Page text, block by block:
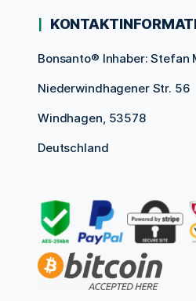
Bonsanto® Inhaber: Stefan
Niederwindhagener Str. 56
Windhagen, 53578
Deutschland